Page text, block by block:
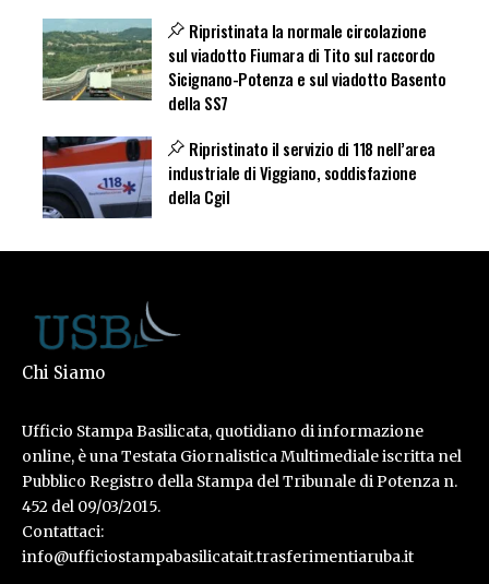
Ripristinata la normale circolazione
sul viadotto Fiumara di Tito sul raccordo
Sicignano-Potenza e sul viadotto Basento
della SS7
Ripristinato il servizio di 118 nell’area
industriale di Viggiano, soddisfazione
della Cgil
Chi Siamo
Ufficio Stampa Basilicata, quotidiano di informazione
online, è una Testata Giornalistica Multimediale iscritta nel
Pubblico Registro della Stampa del Tribunale di Potenza n.
452 del 09/03/2015.
Contattaci:
info@ufficiostampabasilicatait.trasferimentiaruba.it